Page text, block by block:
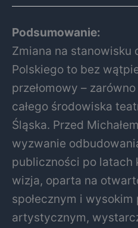
Podsumowanie:
Zmiana na stanowisku
Polskiego to bez
przełomowy –
całego środowiska
Śląska. Przed
wyzwanie
publiczności po latach
wizja, oparta na
społecznym i wysokim
artystycznym,